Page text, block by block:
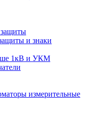
защиты
и знаки
1кВ и УКМ
измерительные